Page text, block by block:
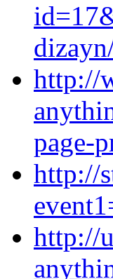
http://
page-
http://
http://